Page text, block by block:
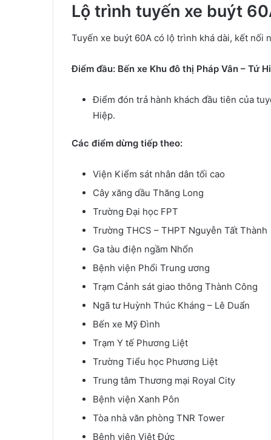
Lộ trình tuyến xe buýt
Tuyến xe buýt 60A có lộ trình khá dài, kết nối
Điểm đầu: Bến xe Khu đô thị Pháp Vân – Tứ
Điểm đón trả hành khách đầu tiên của
Hiệp.
Các điểm dừng tiếp theo:
Viện Kiểm sát nhân dân tối cao
Cây xăng dầu Thăng Long
Trường Đại học FPT
Trường THCS – THPT Nguyễn Tất Thành
Ga tàu điện ngầm Nhổn
Bệnh viện Phổi Trung ương
Trạm Cảnh sát giao thông Thành Công
Ngã tư Huỳnh Thúc Kháng – Lê Duẩn
Bến xe Mỹ Đình
Trạm Y tế Phương Liệt
Trường Tiểu học Phương Liệt
Trung tâm Thương mại Royal City
Bệnh viện Xanh Pôn
Tòa nhà văn phòng TNR Tower
Bệnh viện Việt Đức